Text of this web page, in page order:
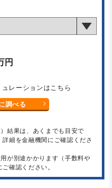
円
レーションはこちら
調べる
結果は、あくまでも目安で
細を金融機関にご確認くださ
が別途かかります（手数料や
確認ください。